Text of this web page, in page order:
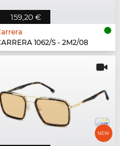
159,20 €
1062/S - 2M2/08